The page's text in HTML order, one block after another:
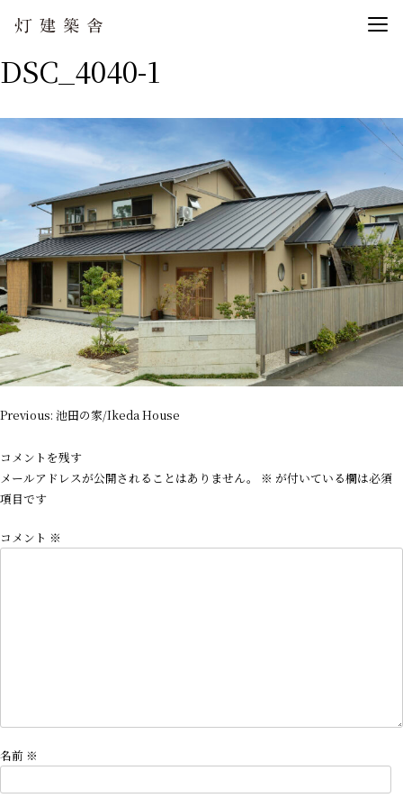
DSC_4040-1
投
ナ
ビ
ゲ
シ
Previous: 池田の家/Ikeda House
コメントを残す
メールアドレスが公開されることはありません。
※ が付いている欄は必須
項目です
コメント ※
名前 ※